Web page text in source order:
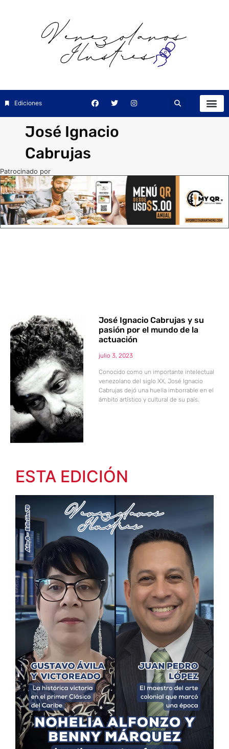
Ediciones
José Ignacio
Cabrujas
Patrocinado por
José Ignacio Cabrujas y su
pasión por el mundo de la
actuación
julio 3, 2023
Conocido como un importante intelectual
venezolano del siglo XX, José Ignacio
Cabrujas dejó una huella imborrable en el
ámbito artístico y cultural de su país.
ESTA EDICIÓN